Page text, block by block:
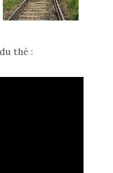
thé :